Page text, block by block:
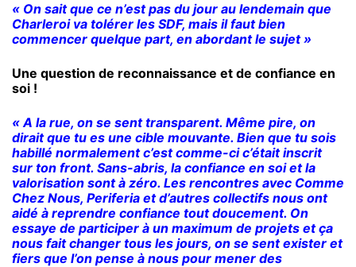
« On sait que ce n’est pas du jour au lendemain que
Charleroi va tolérer les SDF, mais il faut bien
commencer quelque part, en abordant le sujet »
Une question de reconnaissance et de confiance en
soi !
« A la rue, on se sent transparent. Même pire, on
dirait que tu es une cible mouvante. Bien que tu sois
habillé normalement c’est comme-ci c’était inscrit
sur ton front. Sans-abris, la confiance en soi et la
valorisation sont à zéro. Les rencontres avec Comme
Chez Nous, Periferia et d’autres collectifs nous ont
aidé à reprendre confiance tout doucement. On
essaye de participer à un maximum de projets et ça
nous fait changer tous les jours, on se sent exister et
fiers que l’on pense à nous pour mener des